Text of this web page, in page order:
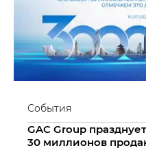
События
GAC Group
30 миллионов